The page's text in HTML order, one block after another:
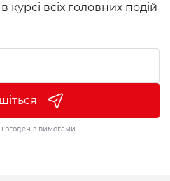
курсі всіх головних подій
і згоден з вимогами